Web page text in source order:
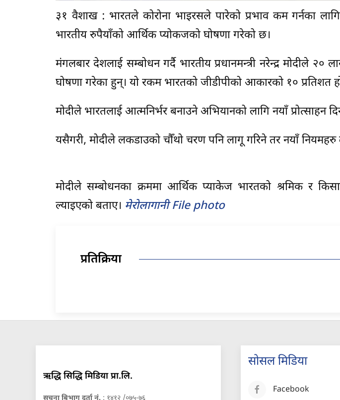
३१ वैशाख : भारतले कोरोना भाइरसले पारेको प्रभाव कम गर्नका
भारतीय रुपैयाँको आर्थिक प्योकजको घोषणा गरेको छ।
मंगलबार देशलाई सम्बोधन गर्दै भारतीय प्रधानमन्त्री नरेन्द्र मोदीले
घोषणा गरेका हुन्। यो रकम भारतको जीडीपीको आकारको १० प्रतिशत
मोदीले भारतलाई आत्मनिर्भर बनाउने अभियानको लागि नयाँ प्रोत्साहन
यसैगरी, मोदीले लकडाउको चौँथो चरण पनि लागू गरिने तर नयाँ नियमहरु
मोदीले सम्बोधनका क्रममा आर्थिक प्याकेज भारतको श्रमिक र
ल्याइएको बताए। मेरोलागानी File photo
प्रतिक्रिया
ऋद्धि सिद्धि मिडिया प्रा.लि.
सुचना बिभाग दर्ता नं. : १४१२ /०७५-७६
सोसल मिडिया
Facebook